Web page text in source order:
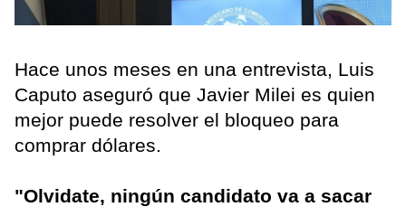
Hace unos meses en una entrevista, Luis
Caputo aseguró que Javier Milei es quien
mejor puede resolver el bloqueo para
comprar dólares.
"Olvidate, ningún candidato va a sacar